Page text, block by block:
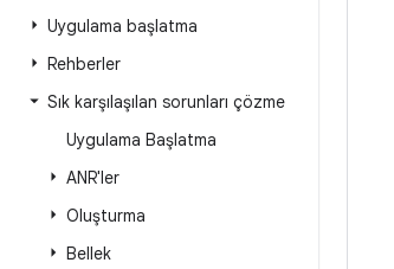
Uygulama başlatma
Rehberler
Sık karşılaşılan sorunları çözme
Uygulama Başlatma
ANR'ler
Oluşturma
Bellek